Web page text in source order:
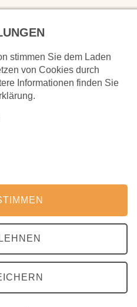
aus der
Heinz scheidet turnus-
Jahr aus dem Aufsichtsrat des
Herbst seine Position
stimmen Sie dem Laden
von Cookies durch
Informationen finden Sie